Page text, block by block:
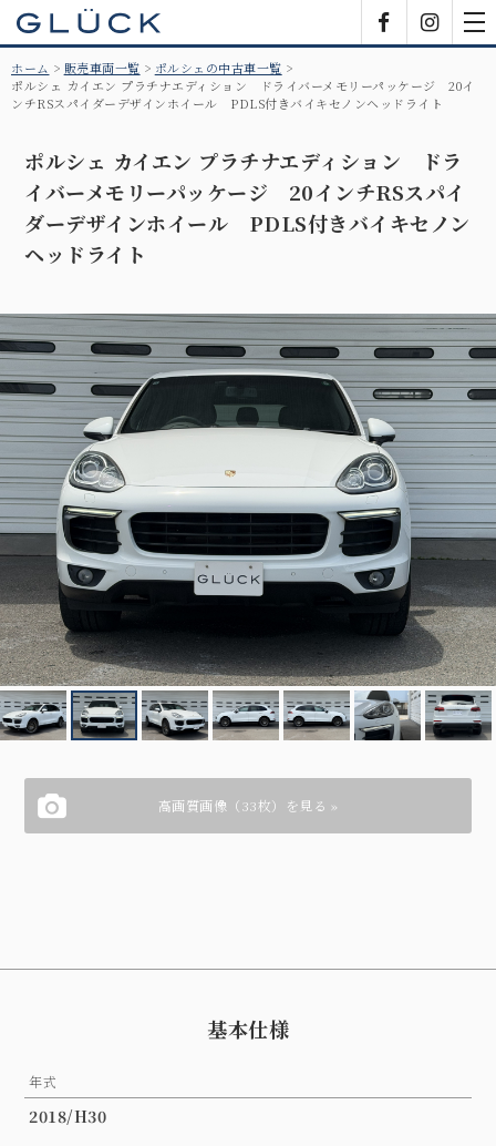
ホーム 販売車両一覧
ポルシェの中古車一覧
ポルシェ カイエン プラチナエディション ドライバーメモリーパッケージ 20イ
ンチRSスパイダーデザインホイール PDLS付きバイキセノンヘッドライト
ポルシェ カイエン プラチナエディション ドラ
イバーメモリーパッケージ 20インチRSスパイ
ダーデザインホイール PDLS付きバイキセノン
ヘッドライト
高画質画像（33枚）を見る »
基本仕様
年式
2018/H30